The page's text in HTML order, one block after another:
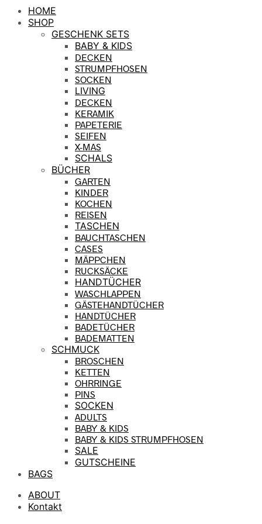
HOME
SHOP
GESCHENK SETS
BABY & KIDS
DECKEN
STRUMPFHOSEN
SOCKEN
LIVING
DECKEN
KERAMIK
PAPETERIE
SEIFEN
X-MAS
SCHALS
BÜCHER
GARTEN
KINDER
KOCHEN
REISEN
TASCHEN
BAUCHTASCHEN
CASES
MÄPPCHEN
RUCKSÄCKE
HANDTÜCHER
WASCHLAPPEN
GÄSTEHANDTÜCHER
HANDTÜCHER
BADETÜCHER
BADEMATTEN
SCHMUCK
BROSCHEN
KETTEN
OHRRINGE
PINS
SOCKEN
ADULTS
BABY & KIDS
BABY & KIDS STRUMPFHOSEN
SALE
GUTSCHEINE
BAGS
ABOUT
Kontakt